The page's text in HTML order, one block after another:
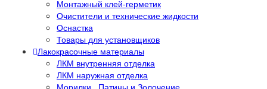
Монтажный клей-герметик
Очистители и технические жидкости
Оснастка
Товары для установщиков
Лакокрасочные материалы
ЛКМ внутренняя отделка
ЛКМ наружная отделка